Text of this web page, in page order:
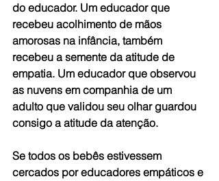
do educador. Um educador que
recebeu acolhimento de mãos
amorosas na infância, também
recebeu a semente da atitude de
empatia. Um educador que observou
as nuvens em companhia de um
adulto que validou seu olhar guardou
consigo a atitude da atenção.
Se todos os bebês estivessem
cercados por educadores empáticos e